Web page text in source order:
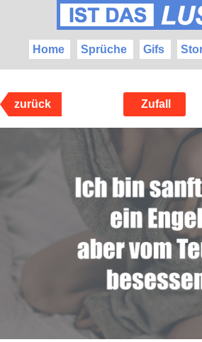
Home Sprüche Gifs
zurück Zufall